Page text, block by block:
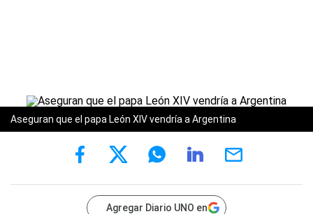
Aseguran que el papa León XIV vendría a Argentina
Agregar Diario UNO en